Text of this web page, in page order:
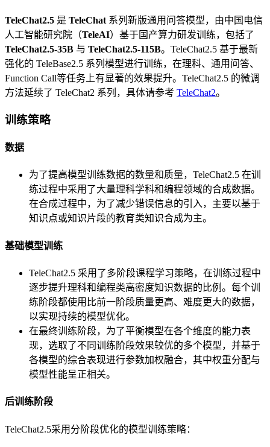
TeleChat2.5 是 TeleChat 系列新版通用问答模型，由中国电信
人工智能研究院（TeleAI）基于国产算力研发训练，包括了
TeleChat2.5-35B 与 TeleChat2.5-115B。TeleChat2.5 基于最新
强化的 TeleBase2.5 系列模型进行训练，在理科、通用问答、
Function Call等任务上有显著的效果提升。TeleChat2.5 的微调
方法延续了 TeleChat2 系列，具体请参考 TeleChat2。
训练策略
数据
为了提高模型训练数据的数量和质量，TeleChat2.5 在训
练过程中采用了大量理科学科和编程领域的合成数据。
在合成过程中，为了减少错误信息的引入，主要以基于
知识点或知识片段的教育类知识合成为主。
基础模型训练
TeleChat2.5 采用了多阶段课程学习策略，在训练过程中
逐步提升理科和编程类高密度知识数据的比例。每个训
练阶段都使用比前一阶段质量更高、难度更大的数据，
以实现持续的模型优化。
在最终训练阶段，为了平衡模型在各个维度的能力表
现，选取了不同训练阶段效果较优的多个模型，并基于
各模型的综合表现进行参数加权融合，其中权重分配与
模型性能呈正相关。
后训练阶段
TeleChat2.5采用分阶段优化的模型训练策略：